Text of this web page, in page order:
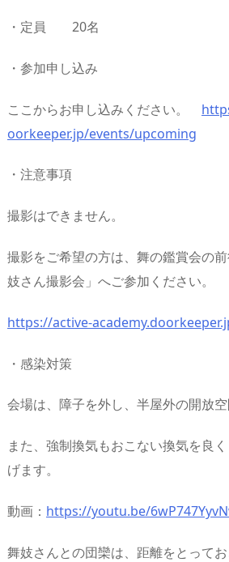
・定員 20名
・参加申し込み
ここからお申し込みください。
oorkeeper.jp/events/upcoming
・注意事項
撮影はできません。
撮影をご希望の方は、舞の鑑賞会の
妓さん撮影会」へご参加ください。
https://active-
・感染対策
会場は、障子を外し、半屋外の開放空
また、強制換気もおこない換気を良
げます。
動画： https://youtu.be/
舞妓さんとの団欒は、距離をとってお